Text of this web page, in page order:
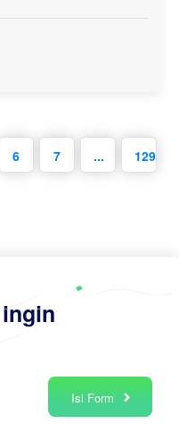
6 7 ...
129
Isi Form